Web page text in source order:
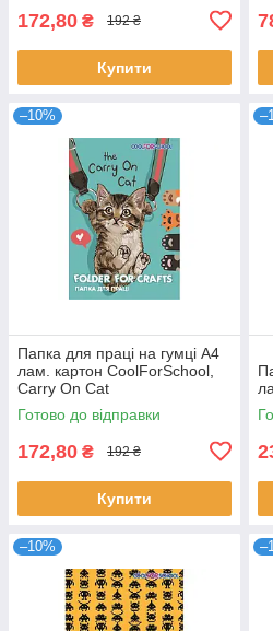
172,80 ₴ 192 ₴
Купити
–10%
Папка для праці на гумці А4
лам. картон CoolForSchool,
Carry On Cat
Готово до відправки
172,80 ₴ 192 ₴
Купити
–10%